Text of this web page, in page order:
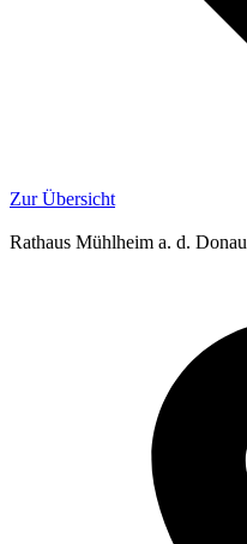
Zur Übersicht
Rathaus Mühlheim a. d. Donau